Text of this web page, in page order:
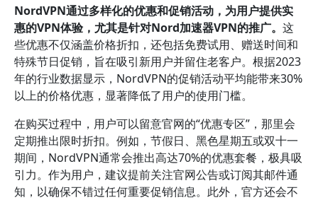
NordVPN通过多样化的优惠和促销活动，为用户提供实
惠的VPN体验，尤其是针对Nord加速器VPN的推广。 这
些优惠不仅涵盖价格折扣，还包括免费试用、赠送时间和
特殊节日促销，旨在吸引新用户并留住老客户。根据2023
年的行业数据显示，NordVPN的促销活动平均能带来30%
以上的价格优惠，显著降低了用户的使用门槛。
在购买过程中，用户可以留意官网的“优惠专区”，那里会
定期推出限时折扣。例如，节假日、黑色星期五或双十一
期间，NordVPN通常会推出高达70%的优惠套餐，极具吸
引力。作为用户，建议提前关注官网公告或订阅其邮件通
知，以确保不错过任何重要促销信息。此外，官方还会不